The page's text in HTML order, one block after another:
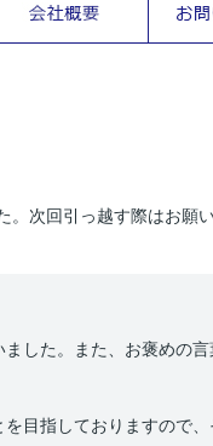
次回引っ越す際はお願い
した。また、お褒めの
目指しておりますので、